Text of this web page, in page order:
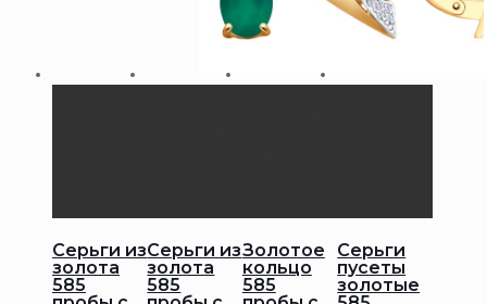
Серьги из
золота
585
Серьги из
золота
585
Золотое
кольцо
585
Серьги
пусеты
золотые